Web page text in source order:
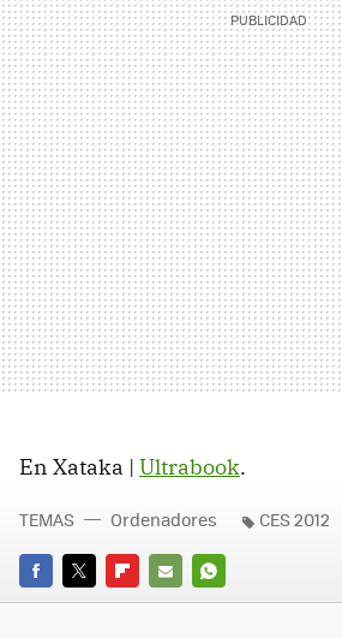
En Xataka | Ultrabook.
FACEBOOK
TWITTERFLIPBOARD
E-
WHATSAPP
TEMAS Ordenadores CES 2012